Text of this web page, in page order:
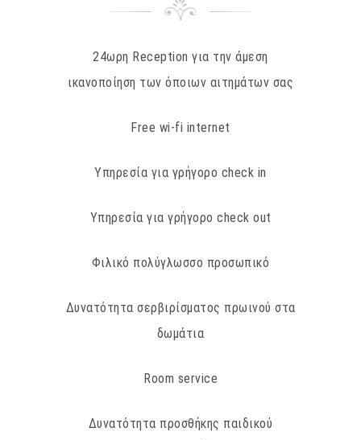
24ωρη Reception για την άμεση
ικανοποίηση των όποιων αιτημάτων σας
Free wi-fi internet
Υπηρεσία για γρήγορο check in
Υπηρεσία για γρήγορο check out
Φιλικό πολύγλωσσο προσωπικό
Δυνατότητα σερβιρίσματος πρωινού στα
δωμάτια
Room service
Δυνατότητα προσθήκης παιδικού